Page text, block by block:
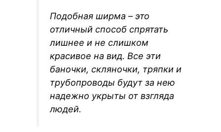
Подобная ширма – это
отличный способ спрятать
лишнее и не слишком
красивое на вид. Все эти
баночки, скляночки, тряпки и
трубопроводы будут за нею
надежно укрыты от взгляда
людей.